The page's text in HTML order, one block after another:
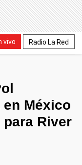
vivo Radio La Red
México
River